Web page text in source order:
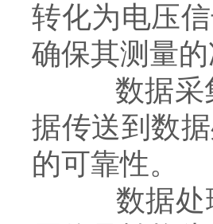
转化为电压
确保其测量
数据采集
据传送到数
的可靠性。
数据处理